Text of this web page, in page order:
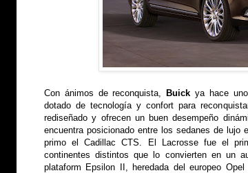
Con ánimos de reconquista, Buick ya hace
dotado de tecnología y confort para
rediseñado y ofrecen un buen desempeño
encuentra posicionado entre los sedanes de
primo el Cadillac CTS. El Lacrosse fue el
continentes distintos que lo convierten en un
plataform Epsilon II, heredada del europeo